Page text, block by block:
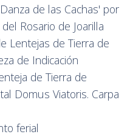
de las Cachas' por
Rosario de Joarilla
Lentejas de Tierra de
de Indicación
de Tierra de
Domus Viatoris. Carpa
ferial